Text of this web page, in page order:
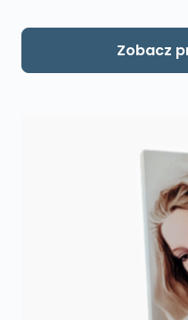
Zobacz